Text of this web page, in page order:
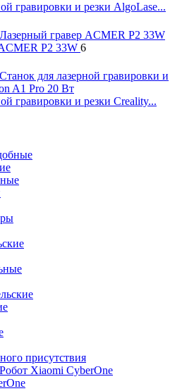
гравировки и резки AlgoLase...
P2 33W 6
гравировки и резки Creality...
присутствия